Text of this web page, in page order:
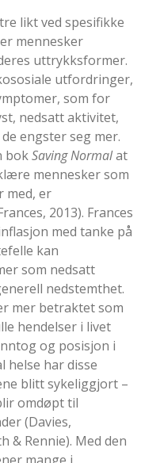
likt ved spesifikke
mennesker
uttrykksformer.
utfordringer,
som for
nedsatt aktivitet,
engster seg mer.
bokSaving Normalat
mennesker som
med, er
2013). Frances
med tanke på
kan
som nedsatt
nedstemthet.
mer betraktet som
hendelser i livet
og posisjon i
helse har disse
blitt sykeliggjort –
omdøpt til
(Davies,
& Rennie). Med den
mange i